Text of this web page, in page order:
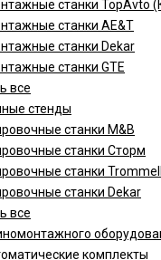
станки TopAvto
станки AE&T
станки Dekar
станки GTE
все
стенды
станки M&B
станки Сторм
станки
станки Dekar
все
комплекты